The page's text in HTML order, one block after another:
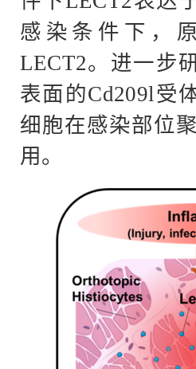
感染条件下，
LECT2。进一步
表面的Cd209l受
细胞在感染部位
用。